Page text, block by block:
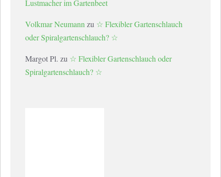
Lustmacher im Gartenbeet
Volkmar Neumannzu ☆ Flexibler Gartenschlauch
oder Spiralgartenschlauch? ☆
Margot Pl. zu ☆ Flexibler Gartenschlauch oder
Spiralgartenschlauch? ☆